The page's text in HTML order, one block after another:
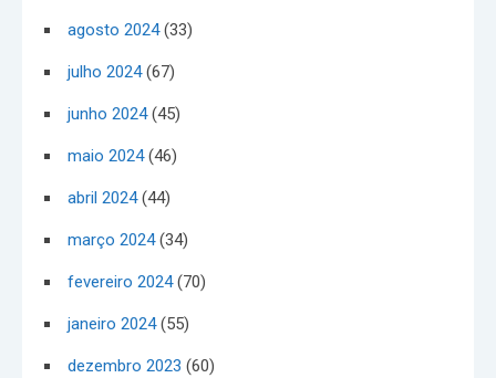
agosto 2024(33)
julho 2024(67)
junho 2024(45)
maio 2024(46)
abril 2024(44)
março 2024(34)
fevereiro 2024(70)
janeiro 2024(55)
dezembro 2023 (60)